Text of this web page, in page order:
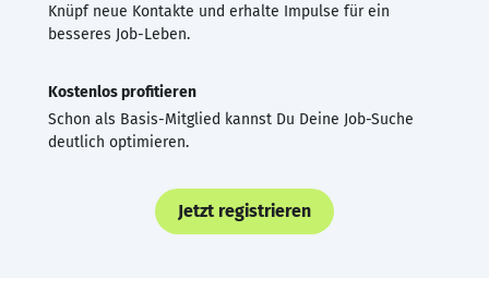
Knüpf neue Kontakte und erhalte Impulse für ein
besseres Job-Leben.
Kostenlos profitieren
Schon als Basis-Mitglied kannst Du Deine Job-Suche
deutlich optimieren.
Jetzt registrieren